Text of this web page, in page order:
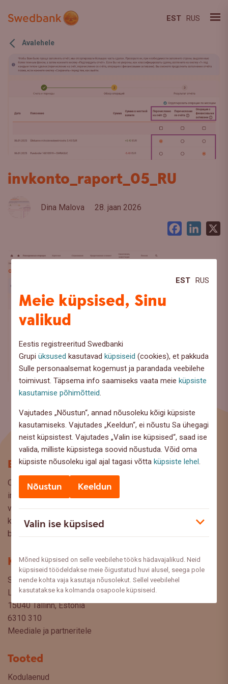
EST RUS
Meie küpsised, Sinu
valikud
Eestis registreeritud Swedbanki
Grupiüksused kasutavadküpsiseid (cookies), et pakkuda
Sulle personaalsemat kogemust ja parandada veebilehe
toimivust. Täpsema info saamiseks vaata meieküpsiste
kasutamise põhimõtteid.
Vajutades „Nõustun“, annad nõusoleku kõigi küpsiste
kasutamiseks. Vajutades „Keeldun“, ei nõustu Sa ühegagi
neist küpsistest. Vajutades „Valin ise küpsised“, saad ise
valida, milliste küpsistega soovid nõustuda. Võid oma
küpsiste nõusoleku igal ajal tagasi võttaküpsiste lehel.
Nõustun Keeldun
Valin ise küpsised
Mõned küpsised on selle veebilehe tööks hädavajalikud. Neid
küpsiseid töödeldakse meie õigustatud huvi alusel, seega pole
nende kohta vaja kasutaja nõusolekut. Sellel veebilehel
kasutatakse ka kolmanda osapoole küpsiseid.
EST RUS
Avalehele
invkonto_raport_05_RU
Dina Malova 28. jaan 2026
Facebook
Blogi
Oled Swedbanki blogi lehel, kus pakume lugejaile huvitavat
infot ja kasulikke nõuandeid, et saaksite teha kaalutud
valikuid oma rahaasjade korraldamisel. Ootame väga teie
küsimusi, ettepanekuid ja arvamusi, millistel teemadel siit
blogist lugeda sooviksite: meedia@swedbank.ee.
Kontakt
Swedbank AS
Liivalaia 34
15040 Tallinn, Estonia
6310 310
Meediale ja partneritele
Tooted
Kodulaenud